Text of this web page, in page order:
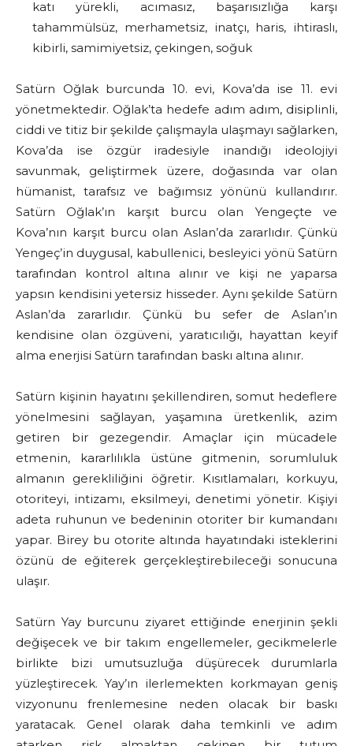
katı yürekli, acımasız, başarısızlığa karşı
tahammülsüz, merhametsiz, inatçı, haris, ihtiraslı,
kibirli, samimiyetsiz, çekingen, soğuk
Satürn Oğlak burcunda 10. evi, Kova’da ise 11. evi
yönetmektedir. Oğlak’ta hedefe adım adım, disiplinli,
ciddi ve titiz bir şekilde çalışmayla ulaşmayı sağlarken,
Kova’da ise özgür iradesiyle inandığı ideolojiyi
savunmak, geliştirmek üzere, doğasında var olan
hümanist, tarafsız ve bağımsız yönünü kullandırır.
Satürn Oğlak’ın karşıt burcu olan Yengeçte ve
Kova’nın karşıt burcu olan Aslan’da zararlıdır. Çünkü
Yengeç’in duygusal, kabullenici, besleyici yönü Satürn
tarafından kontrol altına alınır ve kişi ne yaparsa
yapsın kendisini yetersiz hisseder. Aynı şekilde Satürn
Aslan’da zararlıdır. Çünkü bu sefer de Aslan’ın
kendisine olan özgüveni, yaratıcılığı, hayattan keyif
alma enerjisi Satürn tarafından baskı altına alınır.
Satürn kişinin hayatını şekillendiren, somut hedeflere
yönelmesini sağlayan, yaşamına üretkenlik, azim
getiren bir gezegendir. Amaçlar için mücadele
etmenin, kararlılıkla üstüne gitmenin, sorumluluk
almanın gerekliliğini öğretir. Kısıtlamaları, korkuyu,
otoriteyi, intizamı, eksilmeyi, denetimi yönetir. Kişiyi
adeta ruhunun ve bedeninin otoriter bir kumandanı
yapar. Birey bu otorite altında hayatındaki isteklerini
özünü de eğiterek gerçekleştirebileceği sonucuna
ulaşır.
Satürn Yay burcunu ziyaret ettiğinde enerjinin şekli
değişecek ve bir takım engellemeler, gecikmelerle
birlikte bizi umutsuzluğa düşürecek durumlarla
yüzleştirecek. Yay’ın ilerlemekten korkmayan geniş
vizyonunu frenlemesine neden olacak bir baskı
yaratacak. Genel olarak daha temkinli ve adım